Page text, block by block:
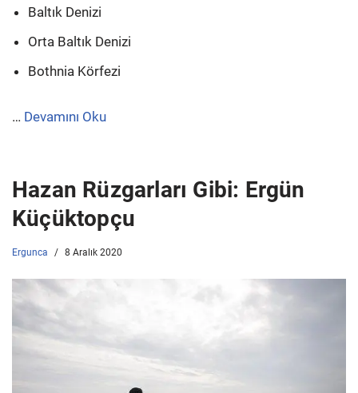
Baltık Denizi
Orta Baltık Denizi
Bothnia Körfezi
… Devamını Oku
Hazan Rüzgarları Gibi: Ergün
Küçüktopçu
Ergunca 8 Aralık 2020